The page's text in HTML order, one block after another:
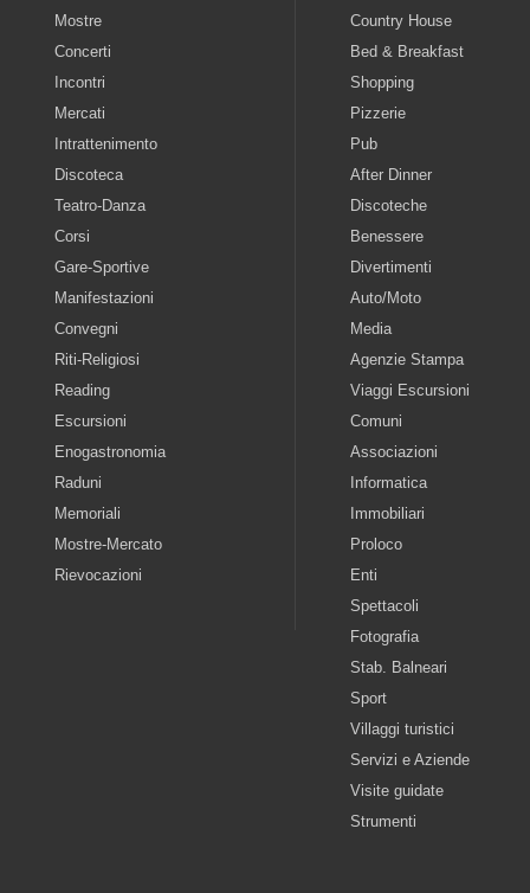
Mostre
Concerti
Incontri
Mercati
Intrattenimento
Discoteca
Teatro-Danza
Corsi
Gare-Sportive
Manifestazioni
Convegni
Riti-Religiosi
Reading
Escursioni
Enogastronomia
Raduni
Memoriali
Mostre-Mercato
Rievocazioni
Country House
Bed & Breakfast
Shopping
Pizzerie
Pub
After Dinner
Discoteche
Benessere
Divertimenti
Auto/Moto
Media
Agenzie Stampa
Viaggi Escursioni
Comuni
Associazioni
Informatica
Immobiliari
Proloco
Enti
Spettacoli
Fotografia
Stab. Balneari
Sport
Villaggi turistici
Servizi e Aziende
Visite guidate
Strumenti